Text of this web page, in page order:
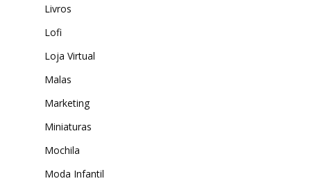
Livros
Lofi
Loja Virtual
Malas
Marketing
Miniaturas
Mochila
Moda Infantil